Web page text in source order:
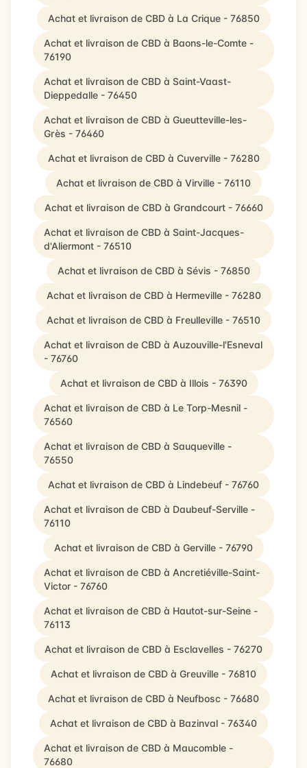
Achat et livraison de CBD à La Crique - 76850
Achat et livraison de CBD à Baons-le-Comte -
76190
Achat et livraison de CBD à Saint-Vaast-
Dieppedalle - 76450
Achat et livraison de CBD à Gueutteville-les-
Grès - 76460
Achat et livraison de CBD à Cuverville - 76280
Achat et livraison de CBD à Virville - 76110
Achat et livraison de CBD à Grandcourt - 76660
Achat et livraison de CBD à Saint-Jacques-
d'Aliermont - 76510
Achat et livraison de CBD à Sévis - 76850
Achat et livraison de CBD à Hermeville - 76280
Achat et livraison de CBD à Freulleville - 76510
Achat et livraison de CBD à Auzouville-l'Esneval
- 76760
Achat et livraison de CBD à Illois - 76390
Achat et livraison de CBD à Le Torp-Mesnil -
76560
Achat et livraison de CBD à Sauqueville -
76550
Achat et livraison de CBD à Lindebeuf - 76760
Achat et livraison de CBD à Daubeuf-Serville -
76110
Achat et livraison de CBD à Gerville - 76790
Achat et livraison de CBD à Ancretiéville-Saint-
Victor - 76760
Achat et livraison de CBD à Hautot-sur-Seine -
76113
Achat et livraison de CBD à Esclavelles - 76270
Achat et livraison de CBD à Greuville - 76810
Achat et livraison de CBD à Neufbosc - 76680
Achat et livraison de CBD à Bazinval - 76340
Achat et livraison de CBD à Maucomble -
76680